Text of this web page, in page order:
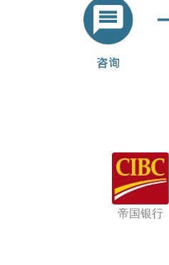
帝国银行